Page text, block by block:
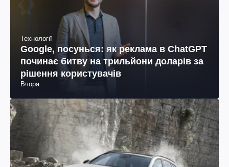
Технології
Google, посунься: як реклама в ChatGPT
починає битву на трильйони доларів за
рішення користувачів
Вчора